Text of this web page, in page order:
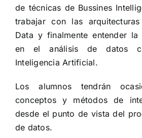
de técnicas de Bussines
trabajar con las
Data y finalmente entender la
en el análisis de datos
Inteligencia Artificial.
Los alumnos tendrán
conceptos y métodos de
desde el punto de vista del
de datos.